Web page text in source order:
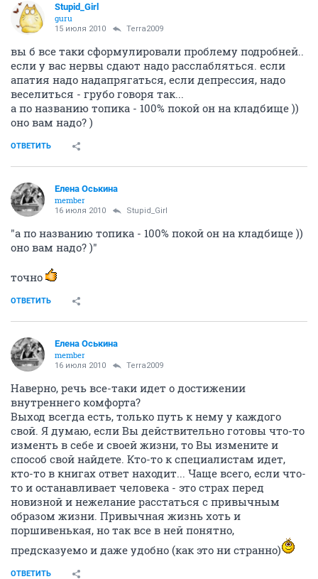
Stupid_Girl
guru
15 июля 2010 Terra2009
вы б все таки сформулировали проблему подробней..
если у вас нервы сдают надо расслабляться. если
апатия надо надапрягаться, если депрессия, надо
веселиться - грубо говоря так...
а по названию топика - 100% покой он на кладбище ))
оно вам надо? )
ОТВЕТИТЬ
Елена Оськина
member
16 июля 2010 Stupid_Girl
"а по названию топика - 100% покой он на кладбище ))
оно вам надо? )"
точно
ОТВЕТИТЬ
Елена Оськина
member
16 июля 2010 Terra2009
Наверно, речь все-таки идет о достижении
внутреннего комфорта?
Выход всегда есть, только путь к нему у каждого
свой. Я думаю, если Вы действительно готовы что-то
изменть в себе и своей жизни, то Вы измените и
способ свой найдете. Кто-то к специалистам идет,
кто-то в книгах ответ находит... Чаще всего, если что-
то и останавливает человека - это страх перед
новизной и нежелание расстаться с привычным
образом жизни. Привычная жизнь хоть и
поршивенькая, но так все в ней понятно,
предсказуемо и даже удобно (как это ни странно)
ОТВЕТИТЬ